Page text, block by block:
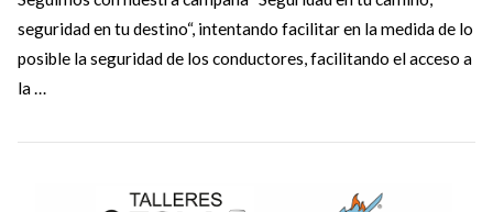
seguridad en tu destino“, intentando facilitar en la medida de lo
posible la seguridad de los conductores, facilitando el acceso a
la …